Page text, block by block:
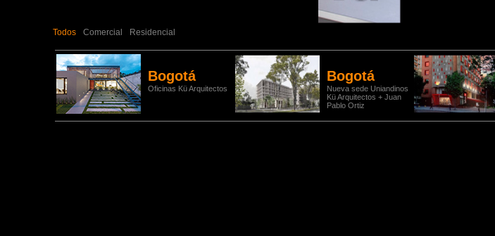
Todos Comercial Residencial
Bogotá
Oficinas Kü Arquitectos
Bogotá
Nueva sede Uniandinos
Kü Arquitectos + Juan
Pablo Ortiz